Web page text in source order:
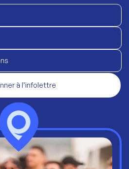
à l’infolettre